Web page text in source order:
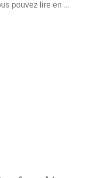
pouvez lire en ...